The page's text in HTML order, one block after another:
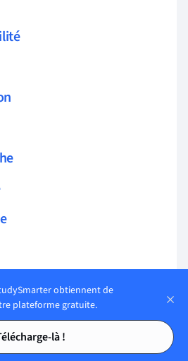
Tables des matières
Tables des matières
obtiennent de
plateforme gratuite.
là !